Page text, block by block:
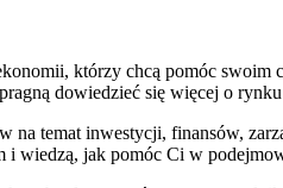
którzy chcą pomóc
dowiedzieć się więcej o
na temat inwestycji, finansów,
i wiedzą, jak pomóc Ci w